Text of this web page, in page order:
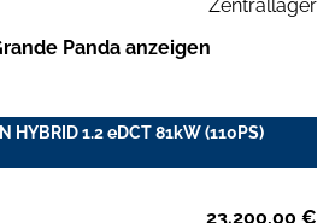
Zentrallager
Panda anzeigen
HYBRID 1.2 eDCT 81kW (110PS)
23.200,00 €